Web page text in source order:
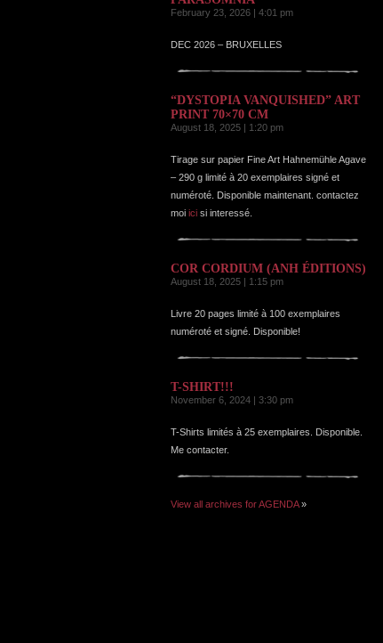
February 23, 2026 | 4:01 pm
DEC 2026 – BRUXELLES
“DYSTOPIA VANQUISHED” ART
PRINT 70×70 CM
August 18, 2025 | 1:20 pm
Tirage sur papier Fine Art Hahnemühle Agave
– 290 g limité à 20 exemplaires signé et
numéroté. Disponible maintenant. contactez
moi ici si interessé.
COR CORDIUM (ANH ÉDITIONS)
August 18, 2025 | 1:15 pm
Livre 20 pages limité à 100 exemplaires
numéroté et signé. Disponible!
T-SHIRT!!!
November 6, 2024 | 3:30 pm
T-Shirts limités à 25 exemplaires. Disponible.
Me contacter.
View all archives for AGENDA»